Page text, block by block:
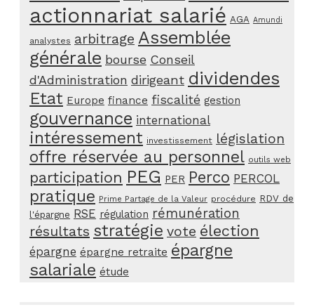
actionnariat salarié AGA Amundi
analystes arbitrage Assemblée
générale bourse Conseil
d'Administration dirigeant dividendes
Etat Europe finance fiscalité gestion
gouvernance international
intéressement investissement législation
offre réservée au personnel outils web
participation PEG PER Perco PERCOL
pratique Prime Partage de la Valeur procédure RDV de
l'épargne RSE régulation rémunération
résultats stratégie vote élection
épargne épargne retraite épargne
salariale étude